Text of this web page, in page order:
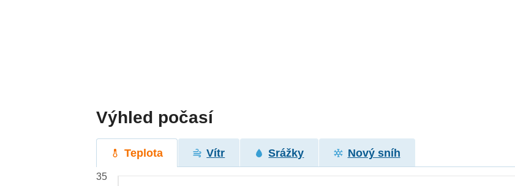
Výhled počasí
Teplota Vítr Srážky Nový sníh
35